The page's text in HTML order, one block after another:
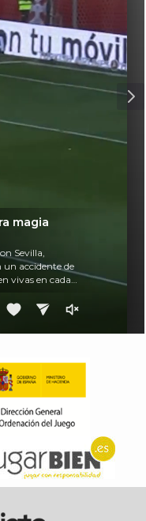
magia
Sevilla,
un accidente de
vivas en cada